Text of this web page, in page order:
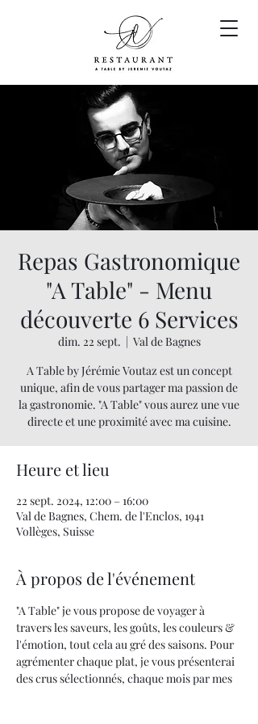
Repas Gastronomique
"A Table" - Menu
découverte 6 Services
dim. 22 sept.
  |
Val de Bagnes
A Table by Jérémie Voutaz est un concept
unique, afin de vous partager ma passion de
la gastronomie. "A Table" vous aurez une vue
directe et une proximité avec ma cuisine.
Heure et lieu
22 sept. 2024, 12:00 – 16:00
Val de Bagnes, Chem. de l'Enclos, 1941
Vollèges, Suisse
À propos de l'événement
"A Table" je vous propose de voyager à
travers les saveurs, les goûts, les couleurs &
l'émotion, tout cela au gré des saisons. Pour
agrémenter chaque plat, je vous présenterai
des crus sélectionnés, chaque mois par mes